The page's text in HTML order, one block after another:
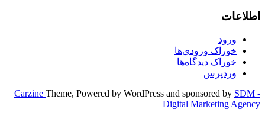
اطلاعات
ورود
خوراک ورودی‌ها
خوراک دیدگاه‌ها
وردپرس
Carzine Theme, Powered by WordPress and sponsored by SDM -
Digital Marketing Agency